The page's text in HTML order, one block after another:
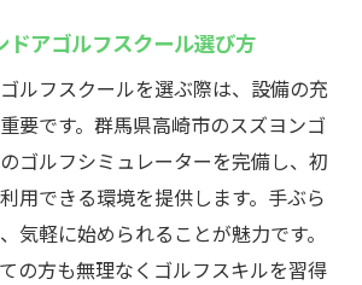
ドアゴルフスクール選び方
ルフスクールを選ぶ際は、設備の充
要です。群馬県高崎市のスズヨンゴ
ゴルフシミュレーターを完備し、初
用できる環境を提供します。手ぶら
気軽に始められることが魅力です。
の方も無理なくゴルフスキルを習得